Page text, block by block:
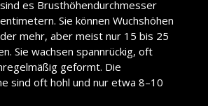
es Brusthöhendurchmesser
Sie können Wuchshöhen
mehr, aber meist nur 15 bis 25
Sie wachsen spannrückig, oft
geformt. Die
sind oft hohl und nur etwa 8–10